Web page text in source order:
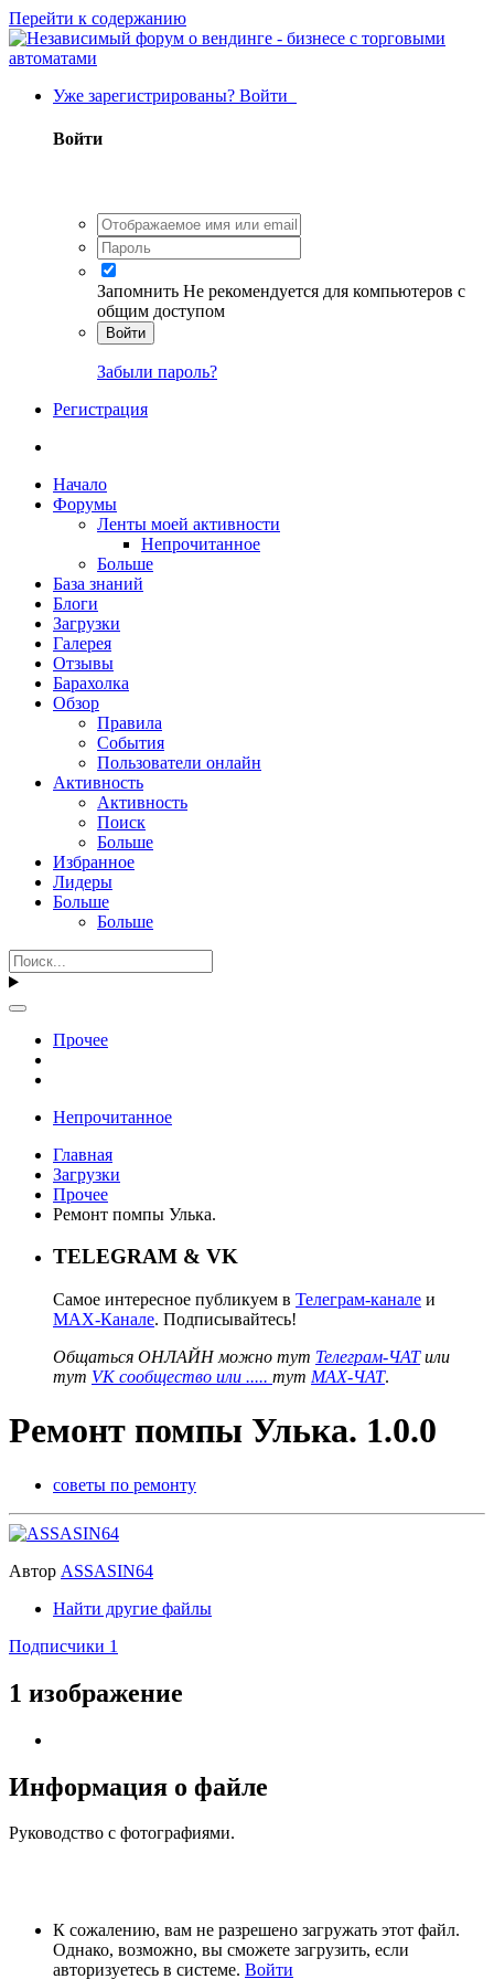
Перейти к содержанию
Уже зарегистрированы? Войти
Войти
Запомнить Не рекомендуется для компьютеров с
общим доступом
Войти
Забыли пароль?
Регистрация
Начало
Форумы
Ленты моей активности
Непрочитанное
Больше
База знаний
Блоги
Загрузки
Галерея
Отзывы
Барахолка
Обзор
Правила
События
Пользователи онлайн
Активность
Активность
Поиск
Больше
Избранное
Лидеры
Больше
Больше
Прочее
Непрочитанное
Главная
Загрузки
Прочее
Ремонт помпы Улька.
TELEGRAM & VK
Самое интересное публикуем в Телеграм-канале и
MAX-Канале. Подписывайтесь!
Общаться ОНЛАЙН можно тут Телеграм-ЧАТили
тут VK сообщество или ..... тут MAX-ЧАТ.
Ремонт помпы Улька. 1.0.0
советы по ремонту
Автор ASSASIN64
Найти другие файлы
Подписчики 1
1 изображение
Информация о файле
Руководство с фотографиями.
К сожалению, вам не разрешено загружать этот файл.
Однако, возможно, вы сможете загрузить, если
авторизуетесь в системе. Войти